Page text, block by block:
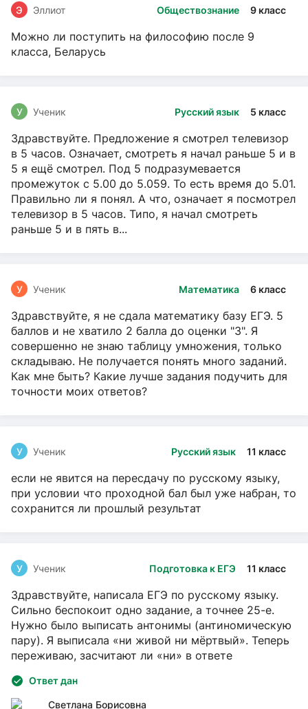
Обществознание 9 класс
Э Эллиот
Можно ли поступить на философию после 9
класса, Беларусь
Русский язык 5 класс
У Ученик
Здравствуйте. Предложение я смотрел телевизор
в 5 часов. Означает, смотреть я начал раньше 5 и в
5 я ещё смотрел. Под 5 подразумевается
промежуток с 5.00 до 5.059. То есть время до 5.01.
Правильно ли я понял. А что, означает я посмотрел
телевизор в 5 часов. Типо, я начал смотреть
раньше 5 и в пять в...
Математика 6 класс
У Ученик
Здравствуйте, я не сдала математику базу ЕГЭ. 5
баллов и не хватило 2 балла до оценки "3". Я
совершенно не знаю таблицу умножения, только
складываю. Не получается понять много заданий.
Как мне быть? Какие лучше задания подучить для
точности моих ответов?
Русский язык 11 класс
У Ученик
если не явится на пересдачу по русскому языку,
при условии что проходной бал был уже набран, то
сохранится ли прошлый результат
Подготовка к ЕГЭ 11 класс
У Ученик
Здравствуйте, написала ЕГЭ по русскому языку.
Сильно беспокоит одно задание, а точнее 25-е.
Нужно было выписать антонимы (антиномическую
пару). Я выписала «ни живой ни мёртвый». Теперь
переживаю, засчитают ли «ни» в ответе
Ответ дан
Светлана Борисовна